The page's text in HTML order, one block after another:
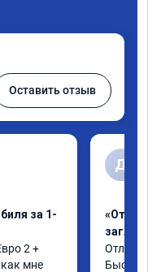
Оставить отзыв
за 1-
2 +
мне
Д
Быстро